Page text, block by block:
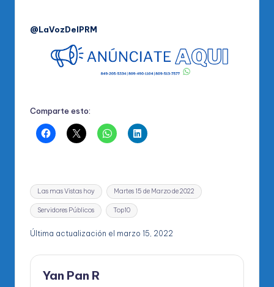
@LaVozDelPRM
Comparte esto:
Etiquetas:
Las mas Vistas hoy Martes 15 de Marzo de 2022
Servidores Públicos Top10
Última actualización el marzo 15, 2022
Yan Pan R